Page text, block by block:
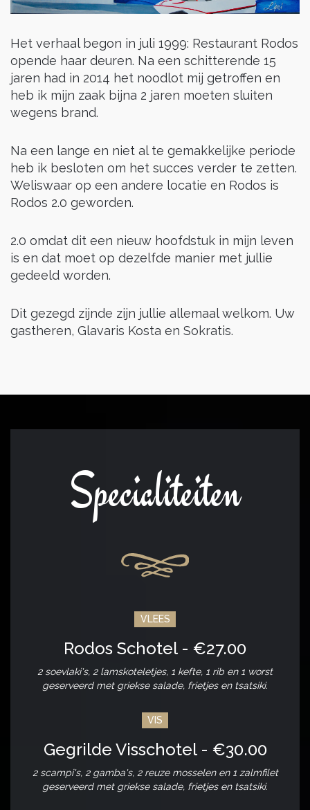
Het verhaal begon in juli 1999: Restaurant Rodos
opende haar deuren. Na een schitterende 15
jaren had in 2014 het noodlot mij getroffen en
heb ik mijn zaak bijna 2 jaren moeten sluiten
wegens brand.
Na een lange en niet al te gemakkelijke periode
heb ik besloten om het succes verder te zetten.
Weliswaar op een andere locatie en Rodos is
Rodos 2.0 geworden.
2.0 omdat dit een nieuw hoofdstuk in mijn leven
is en dat moet op dezelfde manier met jullie
gedeeld worden.
Dit gezegd zijnde zijn jullie allemaal welkom. Uw
gastheren, Glavaris Kosta en Sokratis.
Specialiteiten
VLEES
Rodos Schotel - €27.00
2 soevlaki's, 2 lamskoteletjes, 1 kefte, 1 rib en 1 worst
geserveerd met griekse salade, frietjes en tsatsiki.
VIS
Gegrilde Visschotel - €30.00
2 scampi's, 2 gamba's, 2 reuze mosselen en 1 zalmfilet
geserveerd met griekse salade, frietjes en tsatsiki.